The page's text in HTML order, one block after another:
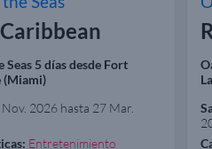
Seas 5 días desde Fort
(Miami)
Nov. 2026 hasta 27 Mar.
Entretenimiento